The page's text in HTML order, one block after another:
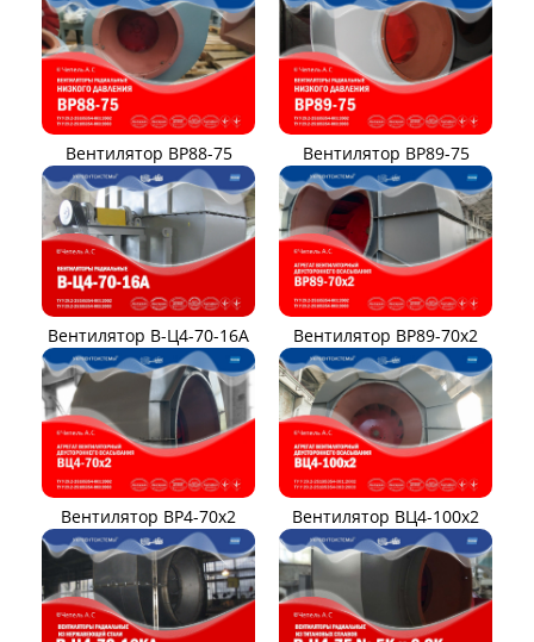
Вентилятор ВР88-75 Вентилятор ВР89-75
Вентилятор В-Ц4-70-16А Вентилятор ВР89-70x2
Вентилятор ВР4-70x2 Вентилятор ВЦ4-100х2